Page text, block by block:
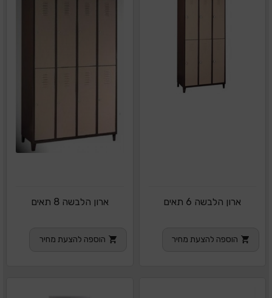
ארון הלבשה 6 תאים
הוספה להצעת מחיר
ארון הלבשה 8 תאים
הוספה להצעת מחיר